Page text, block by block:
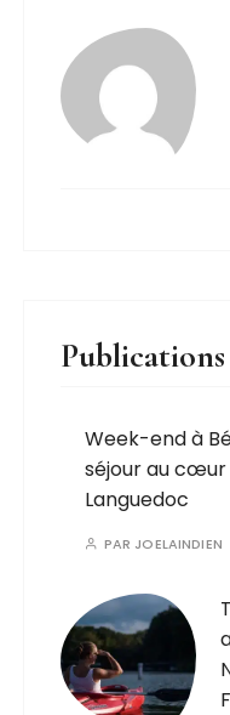
Week-end à
séjour au cœur
Languedoc
PAR JOELAINDIEN